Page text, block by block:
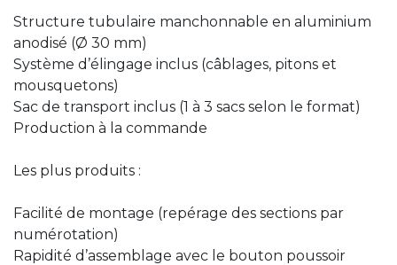
Structure tubulaire manchonnable en aluminium
anodisé (Ø 30 mm)
Système d’élingage inclus (câblages, pitons et
mousquetons)
Sac de transport inclus (1 à 3 sacs selon le format)
Production à la commande
Les plus produits :
Facilité de montage (repérage des sections par
numérotation)
Rapidité d’assemblage avec le bouton poussoir